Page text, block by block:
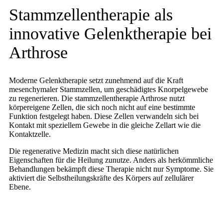
Stammzellentherapie als
innovative Gelenktherapie bei
Arthrose
Moderne Gelenktherapie setzt zunehmend auf die Kraft
mesenchymaler Stammzellen, um geschädigtes Knorpelgewebe
zu regenerieren. Die stammzellentherapie Arthrose nutzt
körpereigene Zellen, die sich noch nicht auf eine bestimmte
Funktion festgelegt haben. Diese Zellen verwandeln sich bei
Kontakt mit speziellem Gewebe in die gleiche Zellart wie die
Kontaktzelle.
Die regenerative Medizin macht sich diese natürlichen
Eigenschaften für die Heilung zunutze. Anders als herkömmliche
Behandlungen bekämpft diese Therapie nicht nur Symptome. Sie
aktiviert die Selbstheilungskräfte des Körpers auf zellulärer
Ebene.